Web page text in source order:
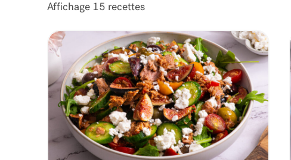
Affichage 15 recettes